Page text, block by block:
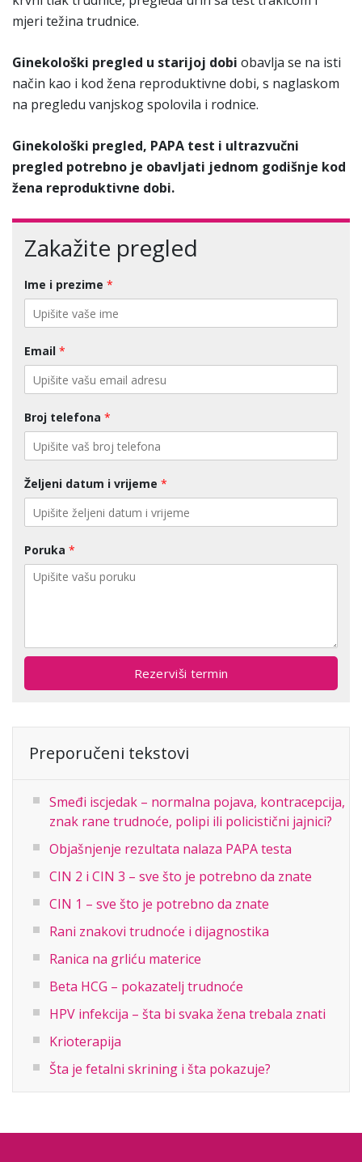
mjeri težina trudnice.
Ginekološki pregled u starijoj dobi obavlja se na isti
način kao i kod žena reproduktivne dobi, s naglaskom
na pregledu vanjskog spolovila i rodnice.
Ginekološki pregled, PAPA test i ultrazvučni
pregled potrebno je obavljati jednom godišnje kod
žena reproduktivne dobi.
Zakažite pregled
Ime i prezime *
Email *
Broj telefona *
Željeni datum i vrijeme *
Poruka *
Rezerviši termin
Preporučeni tekstovi
Smeđi iscjedak – normalna pojava, kontracepcija,
znak rane trudnoće, polipi ili policistični jajnici?
Objašnjenje rezultata nalaza PAPA testa
CIN 2 i CIN 3 – sve što je potrebno da znate
CIN 1 – sve što je potrebno da znate
Rani znakovi trudnoće i dijagnostika
Ranica na grliću materice
Beta HCG – pokazatelj trudnoće
HPV infekcija – šta bi svaka žena trebala znati
Krioterapija
Šta je fetalni skrining i šta pokazuje?